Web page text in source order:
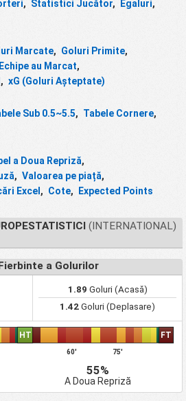
, Statistici Jucător, Egaluri,
Marcate, Goluri Primite,
au Marcat,
, xG (Goluri Așteptate)
Sub 0.5~5.5, Tabele Cornere,
a Doua Repriză,
, Valoarea pe piață,
Excel , Cote, Expected Points
(INTERNATIONAL)
a Golurilor
1.89 Goluri (Acasă)
1.42 Goluri (Deplasare)
HT
60' 75'
FT
55%
A Doua Repriză